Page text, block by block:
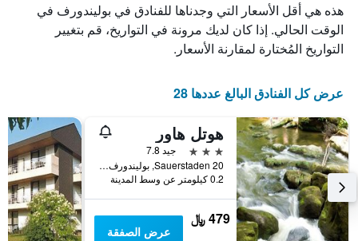
هذه هي أقل الأسعار التي وجدناها للفنادق في بوليندورف في
الوقت الحالي. إذا كان لديك مرونة في التواريخ، قم بتغيير
التواريخ المُختارة لمقارنة الأسعار.
عرض كل الفنادق البالغ عددها 28
هوتل هاور
3 نجوم
جيد 7.8
Sauerstaden 20, بوليندورف, راينلند بالاتينات, ألمانيا
0.2 كيلومتر عن وسط المدينة
479 ﷼
عرض الصفقة